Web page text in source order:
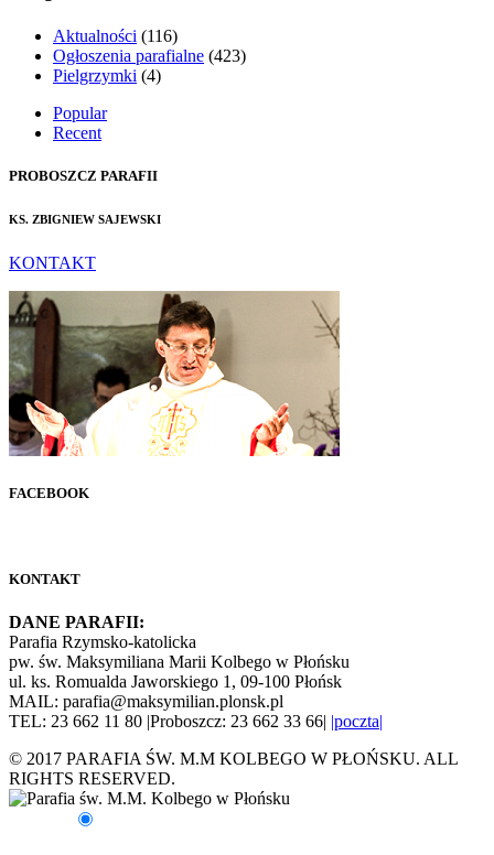
Aktualności (116)
Ogłoszenia parafialne (423)
Pielgrzymki (4)
Popular
Recent
PROBOSZCZ PARAFII
KS. ZBIGNIEW SAJEWSKI
KONTAKT
FACEBOOK
KONTAKT
DANE PARAFII:
Parafia Rzymsko-katolicka
pw. św. Maksymiliana Marii Kolbego w Płońsku
ul. ks. Romualda Jaworskiego 1, 09-100 Płońsk
MAIL: parafia@maksymilian.plonsk.pl
TEL: 23 662 11 80 |Proboszcz: 23 662 33 66| |poczta|
© 2017 PARAFIA ŚW. M.M KOLBEGO W PŁOŃSKU. ALL
RIGHTS RESERVED.